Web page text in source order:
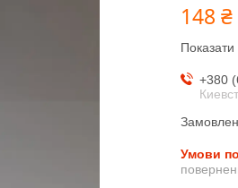
148 ₴
Показати
+380